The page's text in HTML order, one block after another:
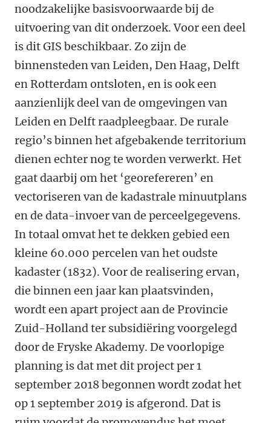
noodzakelijke basisvoorwaarde bij de
uitvoering van dit onderzoek. Voor een deel
is dit GIS beschikbaar. Zo zijn de
binnensteden van Leiden, Den Haag, Delft
en Rotterdam ontsloten, en is ook een
aanzienlijk deel van de omgevingen van
Leiden en Delft raadpleegbaar. De rurale
regio’s binnen het afgebakende territorium
dienen echter nog te worden verwerkt. Het
gaat daarbij om het ‘georefereren’ en
vectoriseren van de kadastrale minuutplans
en de data-invoer van de perceelgegevens.
In totaal omvat het te dekken gebied een
kleine 60.000 percelen van het oudste
kadaster (1832). Voor de realisering ervan,
die binnen een jaar kan plaatsvinden,
wordt een apart project aan de Provincie
Zuid-Holland ter subsidiëring voorgelegd
door de Fryske Akademy. De voorlopige
planning is dat met dit project per 1
september 2018 begonnen wordt zodat het
op 1 september 2019 is afgerond. Dat is